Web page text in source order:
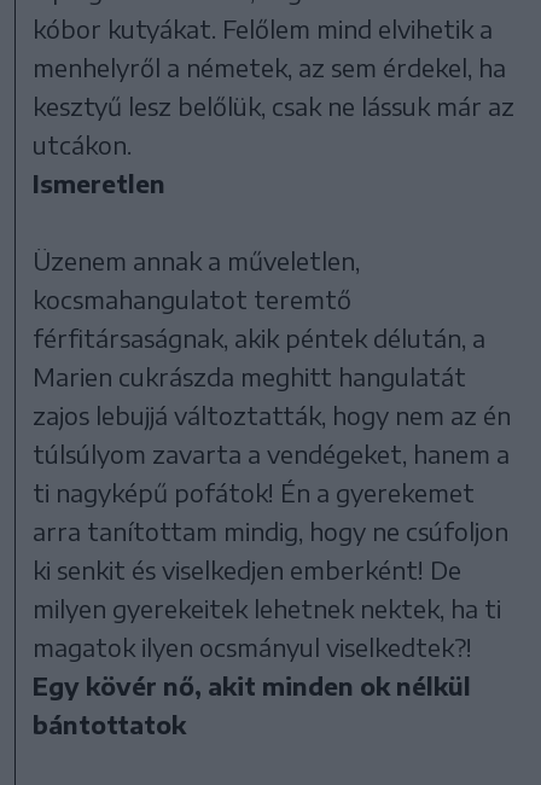
kóbor kutyákat. Felőlem mind elvihetik a
menhelyről a németek, az sem érdekel, ha
kesztyű lesz belőlük, csak ne lássuk már az
utcákon.
Ismeretlen
Üzenem annak a műveletlen,
kocsmahangulatot teremtő
férfitársaságnak, akik péntek délután, a
Marien cukrászda meghitt hangulatát
zajos lebujjá változtatták, hogy nem az én
túlsúlyom zavarta a vendégeket, hanem a
ti nagyképű pofátok! Én a gyerekemet
arra tanítottam mindig, hogy ne csúfoljon
ki senkit és viselkedjen emberként! De
milyen gyerekeitek lehetnek nektek, ha ti
magatok ilyen ocsmányul viselkedtek?!
Egy kövér nő, akit minden ok nélkül
bántottatok